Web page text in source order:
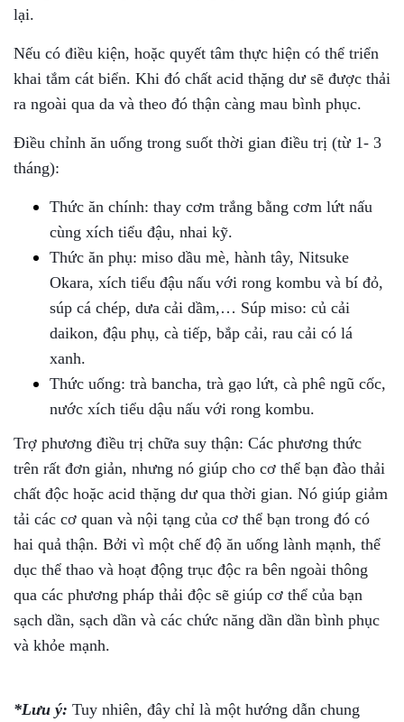
lại.
Nếu có điều kiện, hoặc quyết tâm thực hiện có thể triển
khai tắm cát biển. Khi đó chất acid thặng dư sẽ được thải
ra ngoài qua da và theo đó thận càng mau bình phục.
Điều chỉnh ăn uống trong suốt thời gian điều trị (từ 1- 3
tháng):
Thức ăn chính: thay cơm trắng bằng cơm lứt nấu
cùng xích tiểu đậu, nhai kỹ.
Thức ăn phụ: miso dầu mè, hành tây, Nitsuke
Okara, xích tiểu đậu nấu với rong kombu và bí đỏ,
súp cá chép, dưa cải dầm,… Súp miso: củ cải
daikon, đậu phụ, cà tiếp, bắp cải, rau cải có lá
xanh.
Thức uống: trà bancha, trà gạo lứt, cà phê ngũ cốc,
nước xích tiểu dậu nấu với rong kombu.
Trợ phương điều trị chữa suy thận: Các phương thức
trên rất đơn giản, nhưng nó giúp cho cơ thể bạn đào thải
chất độc hoặc acid thặng dư qua thời gian. Nó giúp giảm
tải các cơ quan và nội tạng của cơ thể bạn trong đó có
hai quả thận. Bởi vì một chế độ ăn uống lành mạnh, thể
dục thể thao và hoạt động trục độc ra bên ngoài thông
qua các phương pháp thải độc sẽ giúp cơ thể của bạn
sạch dần, sạch dần và các chức năng dần dần bình phục
và khỏe mạnh.
*Lưu ý: Tuy nhiên, đây chỉ là một hướng dẫn chung